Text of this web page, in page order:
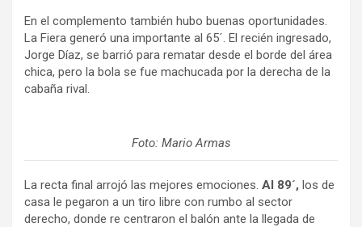
En el complemento también hubo buenas oportunidades.
La Fiera generó una importante al 65´. El recién ingresado,
Jorge Díaz, se barrió para rematar desde el borde del área
chica, pero la bola se fue machucada por la derecha de la
cabaña rival.
Foto: Mario Armas
La recta final arrojó las mejores emociones. Al 89´, los de
casa le pegaron a un tiro libre con rumbo al sector
derecho, donde re centraron el balón ante la llegada de